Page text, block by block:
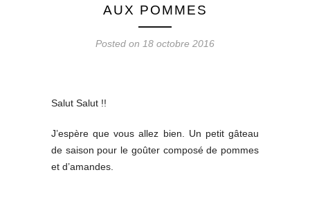
AUX POMMES
Posted on 18 octobre 2016
Salut Salut !!
J’espère que vous allez bien. Un petit gâteau
de saison pour le goûter composé de pommes
et d’amandes.